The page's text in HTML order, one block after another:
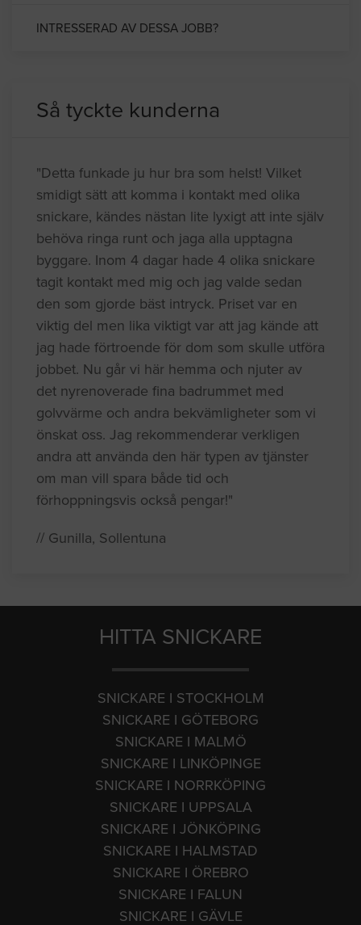
INTRESSERAD AV DESSA JOBB?
Så tyckte kunderna
"Detta funkade ju hur bra som helst! Vilket
smidigt sätt att komma i kontakt med olika
snickare, kändes nästan lite lyxigt att inte själv
behöva ringa runt och jaga alla upptagna
byggare. Inom 4 dagar hade 4 olika snickare
tagit kontakt med mig och jag valde sedan
den som gjorde bäst intryck. Priset var en
viktig del men lika viktigt var att jag kände att
jag hade förtroende för dom som skulle utföra
jobbet. Nu går vi här hemma och njuter av
det nyrenoverade fina badrummet med
golvvärme och andra bekvämligheter som vi
önskat oss. Jag rekommenderar verkligen
andra att använda den här typen av tjänster
om man vill spara både tid och
förhoppningsvis också pengar!"
// Gunilla, Sollentuna
HITTA SNICKARE
SNICKARE I STOCKHOLM
SNICKARE I GÖTEBORG
SNICKARE I MALMÖ
SNICKARE I LINKÖPINGE
SNICKARE I NORRKÖPING
SNICKARE I UPPSALA
SNICKARE I JÖNKÖPING
SNICKARE I HALMSTAD
SNICKARE I ÖREBRO
SNICKARE I FALUN
SNICKARE I GÄVLE